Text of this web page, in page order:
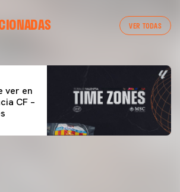
VER TODAS
DEL VALENCIA CF 04/03/26
ver en
CF –